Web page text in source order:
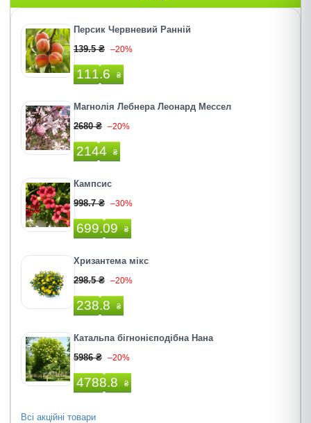
Персик Червневий Ранній
139.5 ₴ –20%
111.6 ₴
Магнолія Лебнера Леонард Мессел
2680 ₴ –20%
2144 ₴
Кампсис
998.7 ₴ –30%
699.09 ₴
Хризантема мікс
298.5 ₴ –20%
238.8 ₴
Катальпа бігнонієподібна Нана
5986 ₴ –20%
4788.8 ₴
Всі акційні товари